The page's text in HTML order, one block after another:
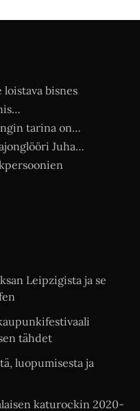
bisnes
tarina on…
Juha…
Leipzigista ja se
tähdet
luopumisesta ja
katurockin 2020-